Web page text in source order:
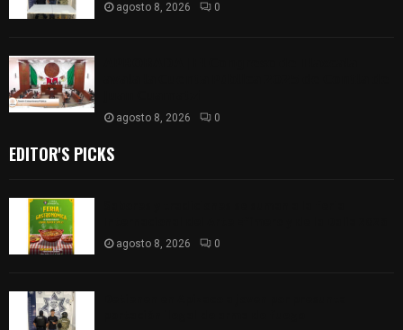
agosto 8, 2026 0
agosto 8, 2026 0
EDITOR'S PICKS
agosto 8, 2026 0